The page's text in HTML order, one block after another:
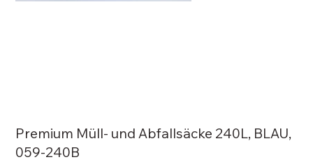
Premium Müll- und Abfallsäcke 240L, BLAU,
059-240B